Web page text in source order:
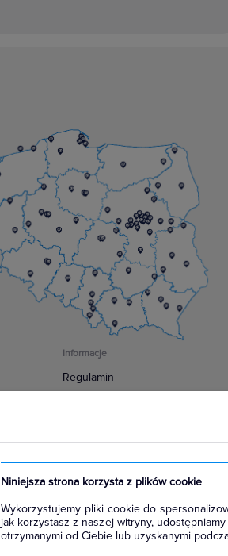
Niniejsza strona korzysta z plików cookie
Wykorzystujemy pliki cookie do
jak korzystasz z naszej witryny,
otrzymanymi od Ciebie lub uzyskanymi
Informacje
Regulamin
Konfiguratory
Najczęściej zadawane pytania